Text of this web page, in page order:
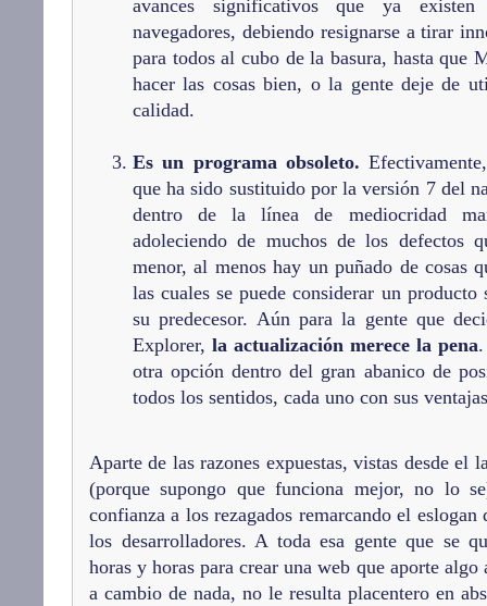
avances significativos que ya
navegadores, debiendo resignarse a tirar
para todos al cubo de la basura, hasta que
hacer las cosas bien, o la gente deje de
calidad.
Es un programa obsoleto.
que ha sido sustituido por la versión 7 del
dentro de la línea de mediocridad
adoleciendo de muchos de los defectos
menor, al menos hay un puñado de cosas
las cuales se puede considerar un producto
su predecesor. Aún para la gente que
Explorer, la actualización merece la pena
otra opción dentro del gran abanico de
todos los sentidos, cada uno con sus
Aparte de las razones expuestas, vistas desde el
(porque supongo que funciona mejor, no lo
confianza a los rezagados remarcando el eslogan
los desarrolladores. A toda esa gente que se
horas y horas para crear una web que aporte algo
a cambio de nada, no le resulta placentero en